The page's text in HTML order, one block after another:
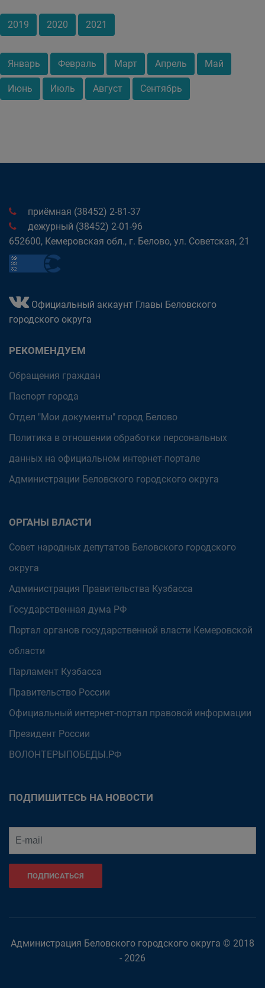
2019 2020 2021
Январь Февраль Март Апрель Май
Июнь Июль Август Сентябрь
приёмная (38452) 2-81-37
дежурный (38452) 2-01-96
652600, Кемеровская обл., г. Белово, ул. Советская, 21
Официальный аккаунт Главы Беловского
городского округа
РЕКОМЕНДУЕМ
Обращения граждан
Паспорт города
Отдел "Мои документы" город Белово
Политика в отношении обработки персональных
данных на официальном интернет-портале
Администрации Беловского городского округа
ОРГАНЫ ВЛАСТИ
Совет народных депутатов Беловского городского
округа
Администрация Правительства Кузбасса
Государственная дума РФ
Портал органов государственной власти Кемеровской
области
Парламент Кузбасса
Правительство России
Официальный интернет-портал правовой информации
Президент России
ВОЛОНТЕРЫПОБЕДЫ.РФ
ПОДПИШИТЕСЬ НА НОВОСТИ
ПОДПИСАТЬСЯ
Администрация Беловского городского округа © 2018
- 2026